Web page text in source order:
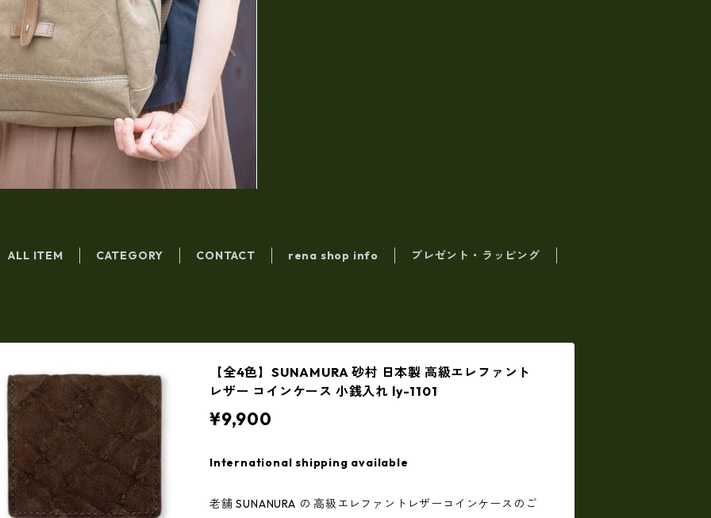
ALL ITEM CATEGORY CONTACT rena shop info プレゼント・ラッピング
【全4色】SUNAMURA 砂村 日本製 高級エレファント
レザー コインケース 小銭入れ ly-1101
¥9,900
International shipping available
老舗 SUNANURA の 高級エレファントレザーコインケースのご